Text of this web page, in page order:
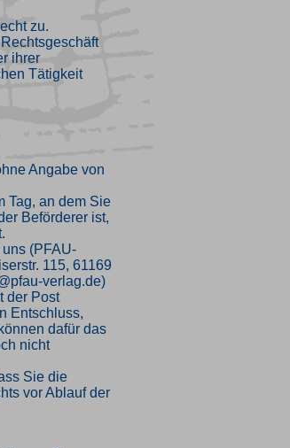
zu.
ihrer
Tätigkeit
Angabe von
Tag, an dem Sie
Beförderer ist,
(PFAU-
115, 61169
verlag.de)
der Post
Entschluss,
dafür das
nicht
Sie die
vor Ablauf der